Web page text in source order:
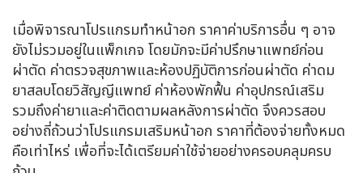
เมื่อพิจารณาโปรแกรมทําหน้าอก ราคาค่าบริการอื่น ๆ อาจ
ยังไม่รวมอยู่ในแพ็กเกจ โดยมักจะมีค่าปรึกษาแพทย์ก่อน
ผ่าตัด ค่าตรวจสุขภาพและห้องปฏิบัติการก่อนผ่าตัด ค่าดม
ยาสลบโดยวิสัญญีแพทย์ ค่าห้องพักฟื้น ค่าอุปกรณ์เสริม
รวมถึงค่ายาและค่าติดตามผลหลังการผ่าตัด จึงควรสอบ
อย่างถี่ถ้วนว่าโปรแกรมเสริมหน้าอก ราคาที่ต้องจ่ายทั้งหมด
คือเท่าไหร่ เพื่อที่จะได้เตรียมค่าใช้จ่ายอย่างครอบคลุมครบ